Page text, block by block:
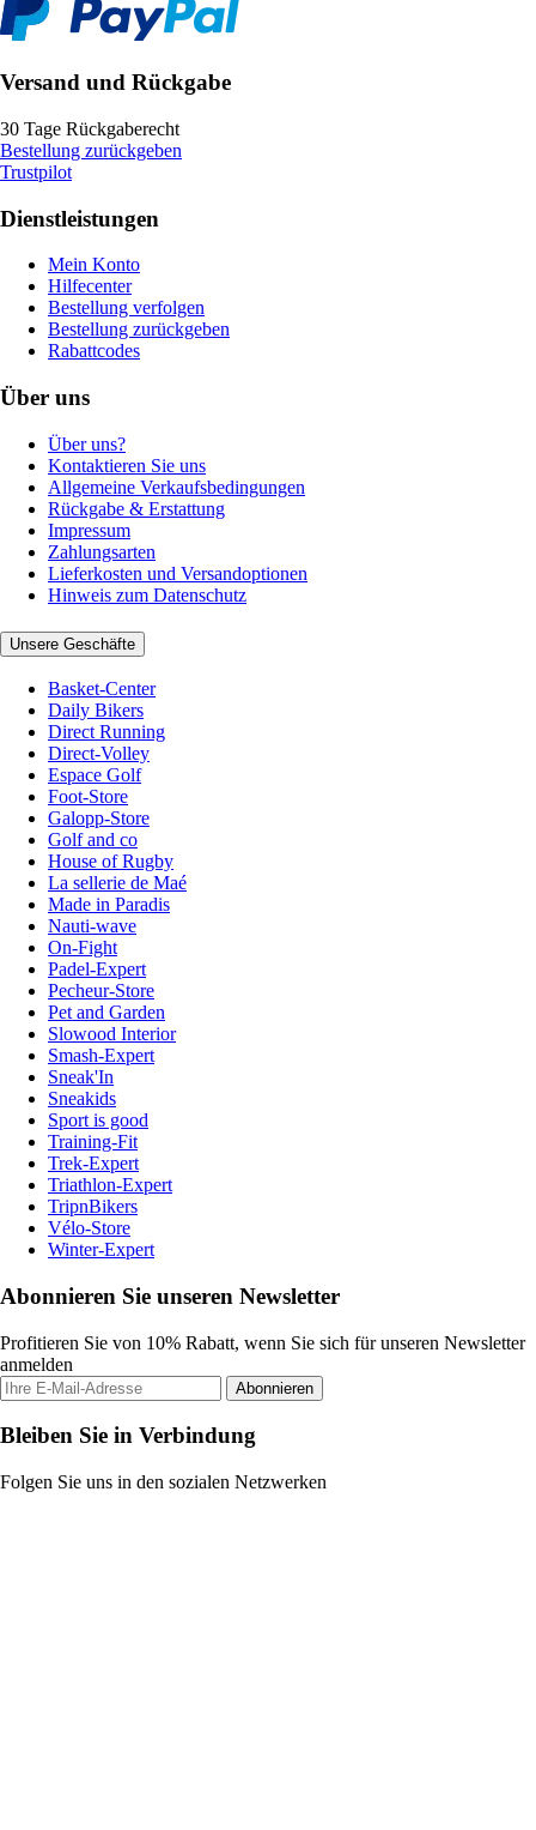
Versand und Rückgabe
30 Tage Rückgaberecht
Bestellung zurückgeben
Trustpilot
Dienstleistungen
Mein Konto
Hilfecenter
Bestellung verfolgen
Bestellung zurückgeben
Rabattcodes
Über uns
Über uns?
Kontaktieren Sie uns
Allgemeine Verkaufsbedingungen
Rückgabe & Erstattung
Impressum
Zahlungsarten
Lieferkosten und Versandoptionen
Hinweis zum Datenschutz
Unsere Geschäfte
Basket-Center
Daily Bikers
Direct Running
Direct-Volley
Espace Golf
Foot-Store
Galopp-Store
Golf and co
House of Rugby
La sellerie de Maé
Made in Paradis
Nauti-wave
On-Fight
Padel-Expert
Pecheur-Store
Pet and Garden
Slowood Interior
Smash-Expert
Sneak'In
Sneakids
Sport is good
Training-Fit
Trek-Expert
Triathlon-Expert
TripnBikers
Vélo-Store
Winter-Expert
Abonnieren Sie unseren Newsletter
Profitieren Sie von 10% Rabatt, wenn Sie sich für unseren Newsletter
anmelden
Abonnieren
Bleiben Sie in Verbindung
Folgen Sie uns in den sozialen Netzwerken